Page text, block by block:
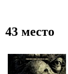
43 место